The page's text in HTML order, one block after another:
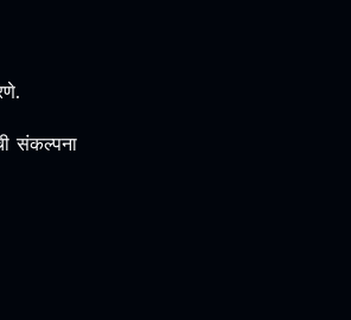
संकल्पना